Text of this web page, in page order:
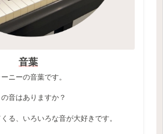
音葉
ニーの音葉です。
音はありますか？
る、いろいろな音が大好きです。